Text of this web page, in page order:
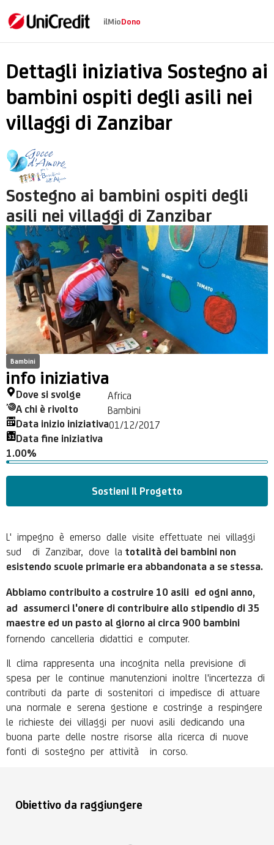
Sostegno ai
ilMioDono
Dettagli iniziativa Sostegno ai
bambini ospiti degli asili nei
villaggi di Zanzibar
Sostegno ai bambini ospiti degli
asili nei villaggi di Zanzibar
Bambini
info iniziativa
Dove si svolge Africa
A chi è rivolto Bambini
Data inizio iniziativa01/12/2017
Data fine iniziativa
1.00%
Sostieni Il Progetto
L' impegno è emerso dalle visite effettuate nei villaggi
sud
di Zanzibar, dove la totalità dei bambini non
esistendo scuole primarie era abbandonata a se stessa.
Abbiamo contribuito a costruire 10 asili ed ogni anno,
ad assumerci l'onere di contribuire allo stipendio di 35
maestre ed un pasto al giorno ai circa 900 bambini
fornendo cancelleria didattici e computer.
Il clima rappresenta una incognita nella previsione di
spesa per le continue manutenzioni inoltre l'incertezza di
contributi da parte di sostenitori ci impedisce di attuare
una normale e serena gestione e costringe a respingere
le richieste dei villaggi per nuovi asili dedicando una
buona parte delle nostre risorse alla ricerca di nuove
fonti di sostegno per attività in corso.
Obiettivo da raggiungere